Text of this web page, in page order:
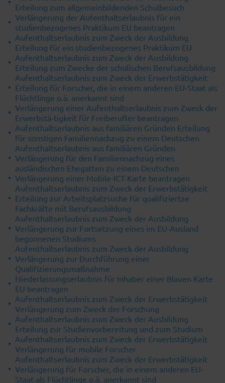
Erteilung zum allgemeinbildenden Schulbesuch
Verlängerung der Aufenthaltserlaubnis für ein
studienbezogenes Praktikum EU beantragen
Aufenthaltserlaubnis zum Zweck der Ausbildung
Erteilung für ein studienbezogenes Praktikum EU
Aufenthaltserlaubnis zum Zweck der Ausbildung
Erteilung zum Zwecke der schulischen Berufsausbildung
Aufenthaltserlaubnis zum Zweck der Erwerbstätigkeit
Erteilung für Forscher, die in einem anderen EU-Staat als
Flüchtlinge o.ä. anerkannt sind
Verlängerung einer Aufenthaltserlaubnis zum Zweck der
Erwerbstä-tigkeit für Freiberufler beantragen
Aufenthaltserlaubnis aus familiären Gründen Erteilung
für sonstigen Familiennachzug zu einem Deutschen
Aufenthaltserlaubnis aus familiären Gründen
Verlängerung für den Familiennachzug eines
ausländischen Ehegatten zu einem Deutschen
Verlängerung einer Mobile-ICT-Karte beantragen
Aufenthaltserlaubnis zum Zweck der Erwerbstätigkeit
Erteilung zur Arbeitsplatzsuche für qualifiziertze
Fachkräfte mit Berufsausbildung
Aufenthaltserlaubnis zum Zweck der Ausbildung
Verlängerung zur Fortsetzung eines im EU-Ausland
begonnenen Studiums
Aufenthaltserlaubnis zum Zweck der Ausbildung
Verlängerung zur Durchführung einer
Qualifizierungsmaßnahme
Niederlassungserlaubnis für Inhaber einer Blauen Karte
EU beantragen
Aufenthaltserlaubnis zum Zweck der Erwerbstätigkeit
Verlängerung zum Zweck der Forschung
Aufenthaltserlaubnis zum Zweck der Ausbildung
Erteilung zur Studienvorbereitung und zum Studium
Aufenthaltserlaubnis zum Zweck der Erwerbstätigkeit
Verlängerung für mobile Forscher
Aufenthaltserlaubnis zum Zweck der Erwerbstätigkeit
Verlängerung für Forscher, die in einem anderen EU-
Staat als Flüchtlinge o.ä. anerkannt sind